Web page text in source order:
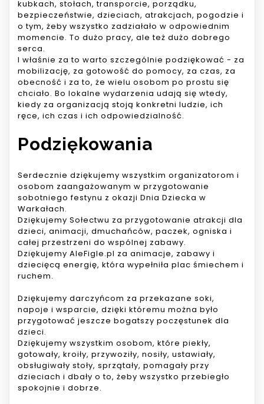
kubkach, stołach, transporcie, porządku,
bezpieczeństwie, dzieciach, atrakcjach, pogodzie i
o tym, żeby wszystko zadziałało w odpowiednim
momencie. To dużo pracy, ale też dużo dobrego
serca.
I właśnie za to warto szczególnie podziękować - za
mobilizację, za gotowość do pomocy, za czas, za
obecność i za to, że wielu osobom po prostu się
chciało. Bo lokalne wydarzenia udają się wtedy,
kiedy za organizacją stoją konkretni ludzie, ich
ręce, ich czas i ich odpowiedzialność.
Podziękowania
Serdecznie dziękujemy wszystkim organizatorom i
osobom zaangażowanym w przygotowanie
sobotniego festynu z okazji Dnia Dziecka w
Warkałach.
Dziękujemy Sołectwu za przygotowanie atrakcji dla
dzieci, animacji, dmuchańców, paczek, ogniska i
całej przestrzeni do wspólnej zabawy.
Dziękujemy AleFigle.pl za animacje, zabawy i
dziecięcą energię, która wypełniła plac śmiechem i
ruchem.
Dziękujemy darczyńcom za przekazane soki,
napoje i wsparcie, dzięki któremu można było
przygotować jeszcze bogatszy poczęstunek dla
dzieci.
Dziękujemy wszystkim osobom, które piekły,
gotowały, kroiły, przywoziły, nosiły, ustawiały,
obsługiwały stoły, sprzątały, pomagały przy
dzieciach i dbały o to, żeby wszystko przebiegło
spokojnie i dobrze.